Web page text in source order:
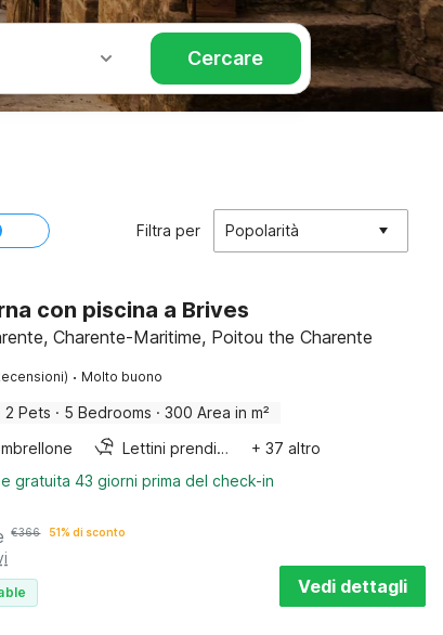
Cercare
Filtra per Popolarità
con piscina a Brives
Charente-Maritime, Poitou the Charente
· Molto buono
2 Pets · 5 Bedrooms · 300 Area in m²
Lettini prendisole
+ 37 altro
gratuita 43 giorni prima del check-in
€366 51% di sconto
Vedi dettagli